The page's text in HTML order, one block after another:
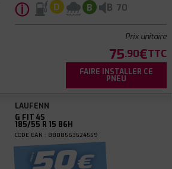
ⓘ D B B 70
Prix unitaire
75.90€TTC
FAIRE INSTALLER CE
PNEU
LAUFENN
G FIT 4S
185/55 R 15 86H
CODE EAN : 8808563524559